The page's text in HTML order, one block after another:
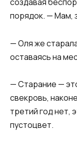
порядок. — Мам,
— Оля же
оставаясь на
— Старание —
свекровь,
третий год нет,
пустоцвет.